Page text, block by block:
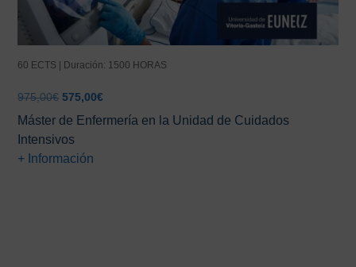
60 ECTS | Duración: 1500 HORAS
975,00€ El
original
era:
975,00€.
575,00€El
precio
actual
Máster de Enfermería en la Unidad de Cuidados
Intensivos
+ Información